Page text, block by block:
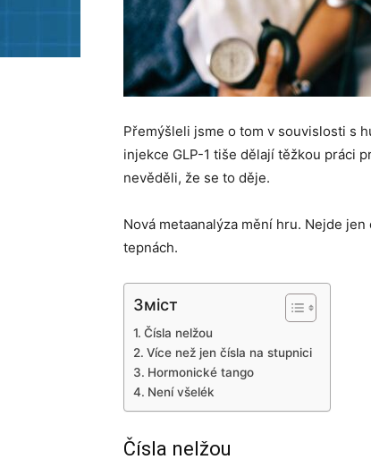
Přemýšleli jsme o tom v souvislosti s
injekce GLP-1 tiše dělají těžkou práci
nevěděli, že se to děje.
Nová metaanalýza mění hru. Nejde
tepnách.
Зміст
Čísla nelžou
Více než jen čísla na stupnici
Hormonické tango
Není všelék
Čísla nelžou